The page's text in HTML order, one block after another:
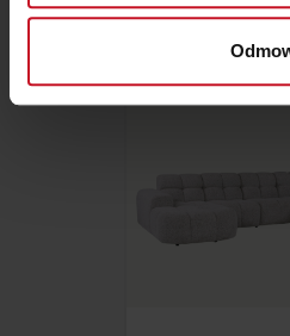
Dowiedz się więcej odnośnie
dane są przetwarzane oraz
zmienić lub wycofać swoją
korzystasz z naszej witryny,